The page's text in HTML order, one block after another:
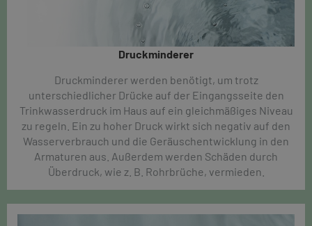
Druckminderer​
Druckminderer werden benötigt, um trotz
unterschiedlicher Drücke auf der Eingangsseite den
Trinkwasserdruck im Haus auf ein gleichmäßiges Niveau
zu regeln. Ein zu hoher Druck wirkt sich negativ auf den
Wasserverbrauch und die Geräuschentwicklung in den
Armaturen aus. Außerdem werden Schäden durch
Überdruck, wie z. B. Rohrbrüche, vermieden.